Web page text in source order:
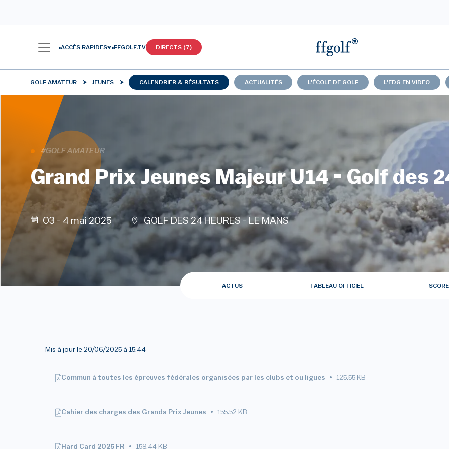
ACCÈS RAPIDES FFGOLF.TV DIRECTS (7)
GOLF AMATEUR JEUNES CALENDRIER & RÉSULTATS ACTUALITÉS L'ÉCOLE DE GOLF L'EDG EN VIDEO
#GOLF AMATEUR
Grand Prix Jeunes Majeur U14 - Golf des
03 - 4 mai 2025 GOLF DES 24 HEURES - LE MANS
ACTUS TABLEAU OFFICIEL
Mis à jour le 20/06/2025 à 15:44
Commun à toutes les épreuves fédérales organisées par les clubs et ou ligues 125.55 KB
Cahier des charges des Grands Prix Jeunes 155.52 KB
Hard Card 2025 FR 158.44 KB